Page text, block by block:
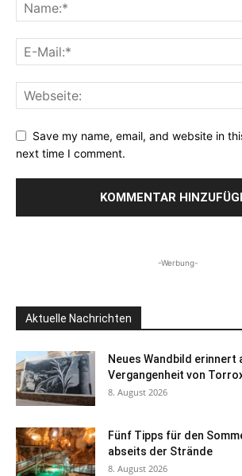
Save my name, email, and website in
next time I comment.
-Werbung-
Aktuelle Nachrichten
Neues Wandbild erinnert
Vergangenheit von
8. August 2026
Fünf Tipps für den
abseits der Strände
8. August 2026